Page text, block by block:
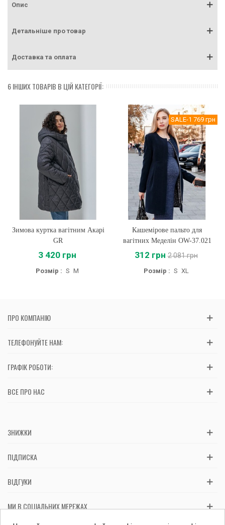
Опис
Детальніше про товар
Доставка та оплата
6 ІНШИХ ТОВАРІВ В ЦІЙ КАТЕГОРІЇ:
Зимова куртка вагітним Акарі
GR
3 420 грн
Розмір : S M
SALE-1 769 грн
Кашемірове пальто для
вагітних Меделін OW-37.021
312 грн 2 081 грн
Розмір : S XL
ПРО КОМПАНІЮ
ТЕЛЕФОНУЙТЕ НАМ:
ГРАФІК РОБОТИ:
ВСЕ ПРО НАС
ЗНИЖКИ
ПІДПИСКА
ВІДГУКИ
МИ В СОЦІАЛЬНИХ МЕРЕЖАХ